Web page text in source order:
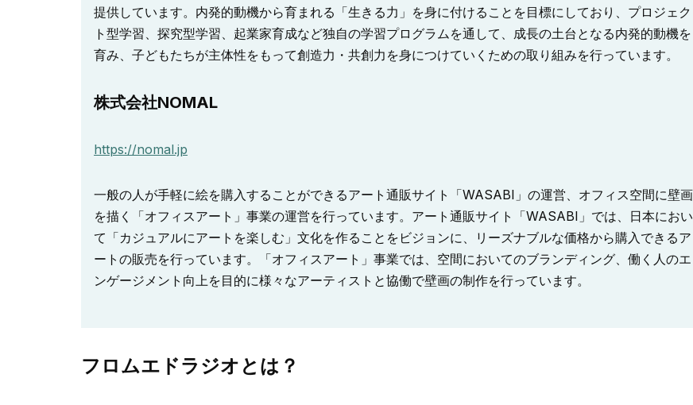
提供しています。内発的動機から育まれる「生きる力」を身に付けることを目標にしており、プロジェク
ト型学習、探究型学習、起業家育成など独自の学習プログラムを通して、成長の土台となる内発的動機を
育み、子どもたちが主体性をもって創造力・共創力を身につけていくための取り組みを行っています。
株式会社NOMAL
https://nomal.jp
一般の人が手軽に絵を購入することができるアート通販サイト「WASABI」の運営、オフィス空間に壁画
を描く「オフィスアート」事業の運営を行っています。アート通販サイト「WASABI」では、日本におい
て「カジュアルにアートを楽しむ」文化を作ることをビジョンに、リーズナブルな価格から購入できるア
ートの販売を行っています。「オフィスアート」事業では、空間においてのブランディング、働く人のエ
ンゲージメント向上を目的に様々なアーティストと協働で壁画の制作を行っています。
フロムエドラジオとは？